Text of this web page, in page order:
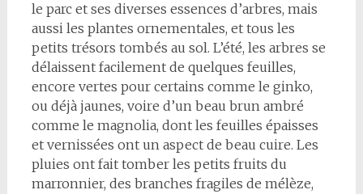
le parc et ses diverses essences d’arbres, mais
aussi les plantes ornementales, et tous les
petits trésors tombés au sol. L’été, les arbres se
délaissent facilement de quelques feuilles,
encore vertes pour certains comme le ginko,
ou déjà jaunes, voire d’un beau brun ambré
comme le magnolia, dont les feuilles épaisses
et vernissées ont un aspect de beau cuire. Les
pluies ont fait tomber les petits fruits du
marronnier, des branches fragiles de mélèze,